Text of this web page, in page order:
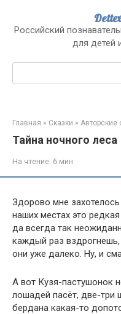
контенту
Российский
для детей
Поиск:
Главная » Сказки » Авторские
Тайна ночного леса
На чтение: 6 мин
Здорово мне
наших местах это
да всегда так
каждый раз
они уже далеко. Ну, и
А вот Кузя-пастушонок
лошадей пасёт, две-три
бердана какая-то